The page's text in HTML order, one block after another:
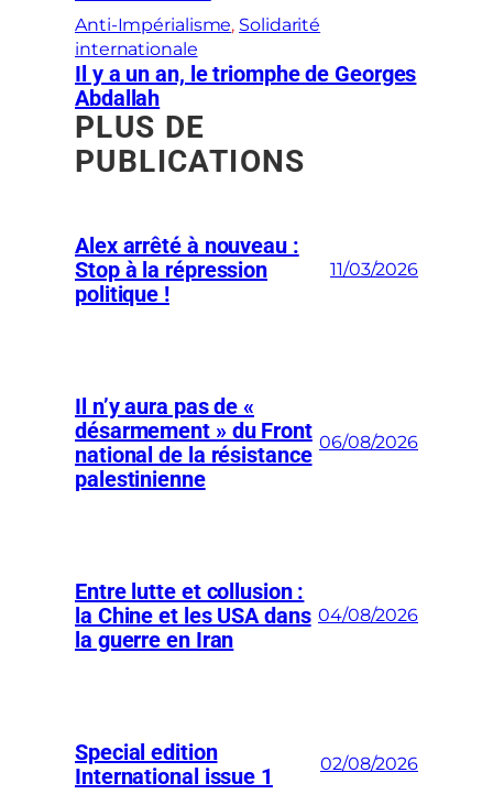
Anti-Impérialisme, Solidarité
internationale
Il y a un an, le triomphe de Georges
Abdallah
PLUS DE
PUBLICATIONS
Alex arrêté à nouveau :
Stop à la répression
politique !
11/03/2026
Il n’y aura pas de «
désarmement » du Front
national de la résistance
palestinienne
06/08/2026
Entre lutte et collusion :
la Chine et les USA dans
la guerre en Iran
04/08/2026
Special edition
International issue 1
02/08/2026